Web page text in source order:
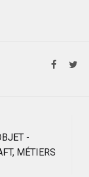
-
MÉTIERS